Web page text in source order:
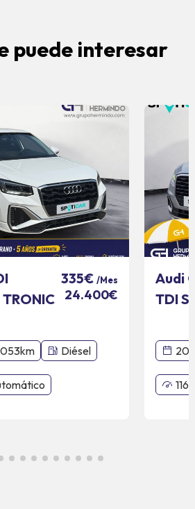
puede interesar
335€ /Mes
24.400€
Diésel
Audi
TDI